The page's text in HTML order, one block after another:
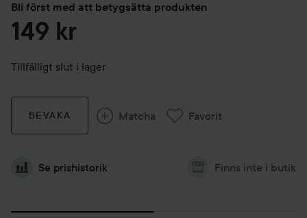
Bli först med att betygsätta produkten
149 kr
Tillfälligt slut i lager
BEVAKA Matcha Favorit
Se prishistorik Finns inte i butik